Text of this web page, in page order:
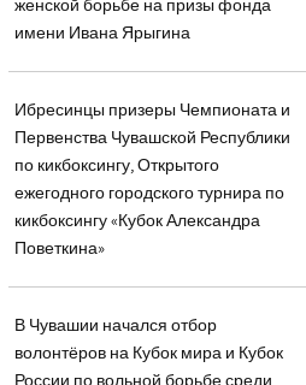
женской борьбе на призы фонда
имени Ивана Ярыгина
Ибресинцы призеры Чемпионата и
Первенства Чувашской Республики
по кикбоксингу, Открытого
ежегодного городского турнира по
кикбоксингу «Кубок Александра
Поветкина»
В Чувашии начался отбор
волонтёров на Кубок мира и Кубок